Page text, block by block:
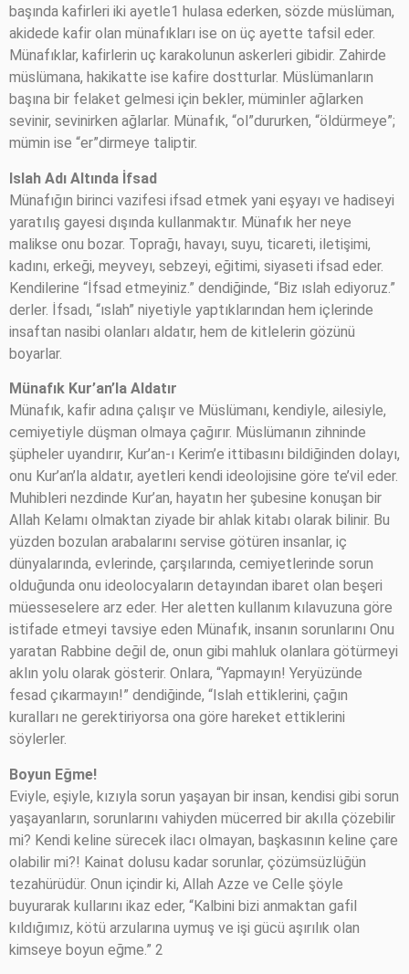
başında kafirleri iki ayetle1 hulasa ederken, sözde müslüman,
akidede kafir olan münafıkları ise on üç ayette tafsil eder.
Münafıklar, kafirlerin uç karakolunun askerleri gibidir. Zahirde
müslümana, hakikatte ise kafire dostturlar. Müslümanların
başına bir felaket gelmesi için bekler, müminler ağlarken
sevinir, sevinirken ağlarlar. Münafık, “ol”dururken, “öldürmeye”;
mümin ise “er”dirmeye taliptir.
Islah Adı Altında İfsad
Münafığın birinci vazifesi ifsad etmek yani eşyayı ve hadiseyi
yaratılış gayesi dışında kullanmaktır. Münafık her neye
malikse onu bozar. Toprağı, havayı, suyu, ticareti, iletişimi,
kadını, erkeği, meyveyı, sebzeyi, eğitimi, siyaseti ifsad eder.
Kendilerine “İfsad etmeyiniz.” dendiğinde, “Biz ıslah ediyoruz.”
derler. İfsadı, “ıslah” niyetiyle yaptıklarından hem içlerinde
insaftan nasibi olanları aldatır, hem de kitlelerin gözünü
boyarlar.
Münafık Kur’an’la Aldatır
Münafık, kafir adına çalışır ve Müslümanı, kendiyle, ailesiyle,
cemiyetiyle düşman olmaya çağırır. Müslümanın zihninde
şüpheler uyandırır, Kur’an-ı Kerim’e ittibasını bildiğinden dolayı,
onu Kur’an’la aldatır, ayetleri kendi ideolojisine göre te’vil eder.
Muhibleri nezdinde Kur’an, hayatın her şubesine konuşan bir
Allah Kelamı olmaktan ziyade bir ahlak kitabı olarak bilinir. Bu
yüzden bozulan arabalarını servise götüren insanlar, iç
dünyalarında, evlerinde, çarşılarında, cemiyetlerinde sorun
olduğunda onu ideolocyaların detayından ibaret olan beşeri
müesseselere arz eder. Her aletten kullanım kılavuzuna göre
istifade etmeyi tavsiye eden Münafık, insanın sorunlarını Onu
yaratan Rabbine değil de, onun gibi mahluk olanlara götürmeyi
aklın yolu olarak gösterir. Onlara, “Yapmayın! Yeryüzünde
fesad çıkarmayın!” dendiğinde, “Islah ettiklerini, çağın
kuralları ne gerektiriyorsa ona göre hareket ettiklerini
söylerler.
Boyun Eğme!
Eviyle, eşiyle, kızıyla sorun yaşayan bir insan, kendisi gibi sorun
yaşayanların, sorunlarını vahiyden mücerred bir akılla çözebilir
mi? Kendi keline sürecek ilacı olmayan, başkasının keline çare
olabilir mi?! Kainat dolusu kadar sorunlar, çözümsüzlüğün
tezahürüdür. Onun içindir ki, Allah Azze ve Celle şöyle
buyurarak kullarını ikaz eder, “Kalbini bizi anmaktan gafil
kıldığımız, kötü arzularına uymuş ve işi gücü aşırılık olan
kimseye boyun eğme.” 2